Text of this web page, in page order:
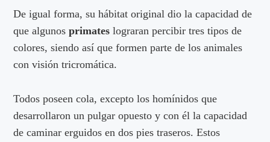
De igual forma, su hábitat original dio la capacidad de
que algunosprimates lograran percibir tres tipos de
colores, siendo así que formen parte de los animales
con visión tricromática.
Todos poseen cola, excepto los homínidos que
desarrollaron un pulgar opuesto y con él la capacidad
de caminar erguidos en dos pies traseros. Estos